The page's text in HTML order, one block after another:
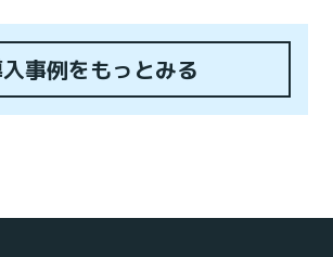
事例をもっとみる